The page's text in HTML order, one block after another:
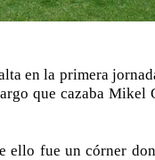
en la primera
que cazaba
fue un córner